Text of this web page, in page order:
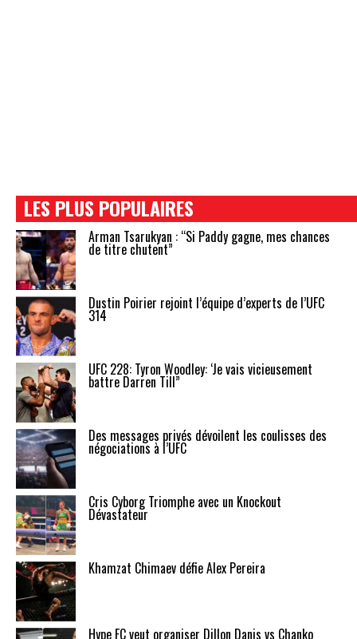
LES PLUS POPULAIRES
Arman Tsarukyan : “Si Paddy gagne, mes chances
de titre chutent”
Dustin Poirier rejoint l’équipe d’experts de l’UFC
314
UFC 228: Tyron Woodley: ‘Je vais vicieusement
battre Darren Till”
Des messages privés dévoilent les coulisses des
négociations à l’UFC
Cris Cyborg Triomphe avec un Knockout
Dévastateur
Khamzat Chimaev défie Alex Pereira
Hype FC veut organiser Dillon Danis vs Chanko